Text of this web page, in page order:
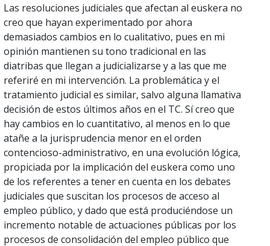
Las resoluciones judiciales que afectan al euskera no
creo que hayan experimentado por ahora
demasiados cambios en lo cualitativo, pues en mi
opinión mantienen su tono tradicional en las
diatribas que llegan a judicializarse y a las que me
referiré en mi intervención. La problemática y el
tratamiento judicial es similar, salvo alguna llamativa
decisión de estos últimos años en el TC. Sí creo que
hay cambios en lo cuantitativo, al menos en lo que
atañe a la jurisprudencia menor en el orden
contencioso-administrativo, en una evolución lógica,
propiciada por la implicación del euskera como uno
de los referentes a tener en cuenta en los debates
judiciales que suscitan los procesos de acceso al
empleo público, y dado que está produciéndose un
incremento notable de actuaciones públicas por los
procesos de consolidación del empleo público que